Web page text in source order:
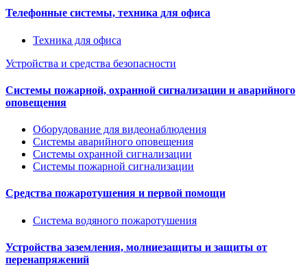
Телефонные системы, техника для офиса
Техника для офиса
Устройства и средства безопасности
Системы пожарной, охранной сигнализации и аварийного
оповещения
Оборудование для видеонаблюдения
Системы аварийного оповещения
Системы охранной сигнализации
Системы пожарной сигнализации
Средства пожаротушения и первой помощи
Система водяного пожаротушения
Устройства заземления, молниезащиты и защиты от
перенапряжений